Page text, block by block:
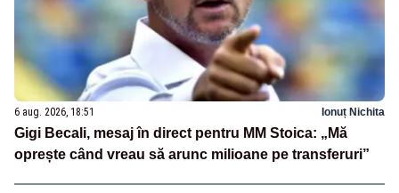
6 aug. 2026, 18:51 Ionuț Nichita
Gigi Becali, mesaj în direct pentru MM Stoica: „Mă
oprește când vreau să arunc milioane pe transferuri”